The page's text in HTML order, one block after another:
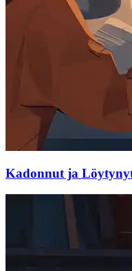
Kadonnut ja